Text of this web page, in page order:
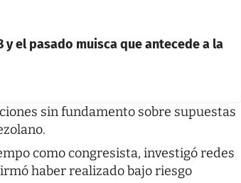
y el pasado muisca que antecede a la
sin fundamento sobre supuestas
como congresista, investigó redes
haber realizado bajo riesgo